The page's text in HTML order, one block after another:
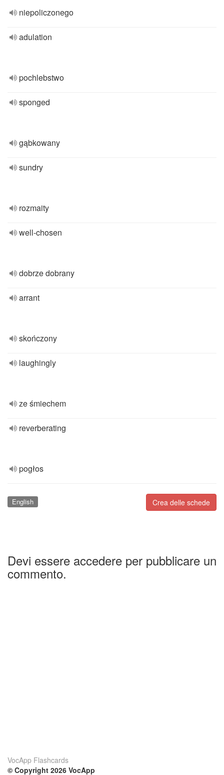
niepoliczonego
adulation
pochlebstwo
sponged
gąbkowany
sundry
rozmaity
well-chosen
dobrze dobrany
arrant
skończony
laughingly
ze śmiechem
reverberating
pogłos
Crea delle schede
English
Devi essere accedere per pubblicare un
commento.
VocApp Flashcards
© Copyright 2026 VocApp